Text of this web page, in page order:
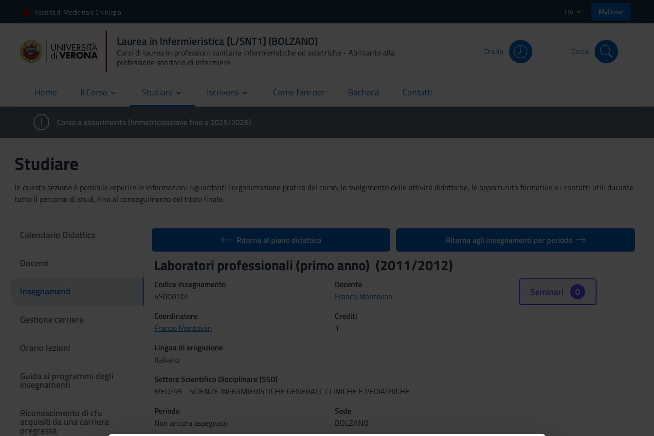
Facoltà di Medicina e Chirurgia ITA MyUnivr
Laurea in Infermieristica [L/SNT1] (BOLZANO)
Corsi di laurea in professioni sanitarie infermieristiche ed ostetriche - Abilitante alla
professione sanitaria di Infermiere
Orario Cerca
Home
current Il Corso Studiare Iscriversi Come fare per
current Bacheca
current Contatti
current
Corso a esaurimento (Immatricolazione fino a 2025/2026)
Studiare
In questa sezione è possibile reperire le informazioni riguardanti l'organizzazione pratica del corso, lo svolgimento delle attività didattiche, le opportunità formative e i contatti utili durante
tutto il percorso di studi, fino al conseguimento del titolo finale.
Calendario Didattico
Docenti
Insegnamenti
Gestione carriere
Orario lezioni
Guida ai programmi degli
insegnamenti
Riconoscimento di cfu
acquisiti da una carriera
pregressa
Ritorna al piano didattico Ritorna agli insegnamenti per periodo
Laboratori professionali (primo anno) (2011/2012)
Codice insegnamento
4S000104
Docente
Franco Mantovan
Coordinatore
Franco Mantovan
Crediti
1
Lingua di erogazione
Italiano
Settore Scientifico Disciplinare (SSD)
MED/45 - SCIENZE INFERMIERISTICHE GENERALI, CLINICHE E PEDIATRICHE
Periodo
Non ancora assegnato
Sede
BOLZANO
Seminari 0